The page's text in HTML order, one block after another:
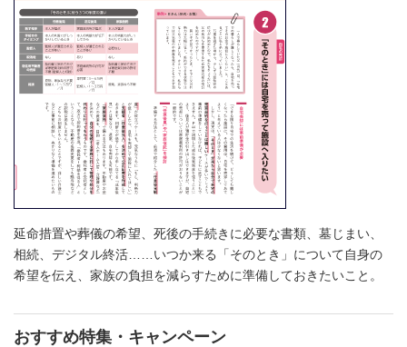
延命措置や葬儀の希望、死後の手続きに必要な書類、墓じまい、
相続、デジタル終活……いつか来る「そのとき」について自身の
希望を伝え、家族の負担を減らすために準備しておきたいこと。
おすすめ特集・キャンペーン